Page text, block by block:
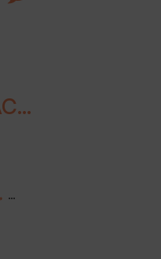
LE LUXE EN FRANCE, UN SECTEUR MENACÉ ?
Joëlle DE